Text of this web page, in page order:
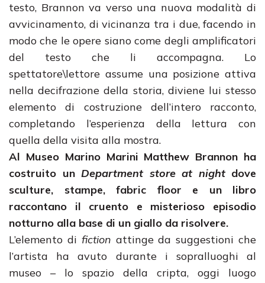
testo, Brannon va verso una nuova modalità di
avvicinamento, di vicinanza tra i due, facendo in
modo che le opere siano come degli amplificatori
del testo che li accompagna. Lo
spettatore\lettore assume una posizione attiva
nella decifrazione della storia, diviene lui stesso
elemento di costruzione dell’intero racconto,
completando l’esperienza della lettura con
quella della visita alla mostra.
Al Museo Marino Marini Matthew Brannon ha
costruito un Department store at nightdove
sculture, stampe, fabric floor e un libro
raccontano il cruento e misterioso episodio
notturno alla base di un giallo da risolvere.
L’elemento di fiction attinge da suggestioni che
l’artista ha avuto durante i sopralluoghi al
museo – lo spazio della cripta, oggi luogo